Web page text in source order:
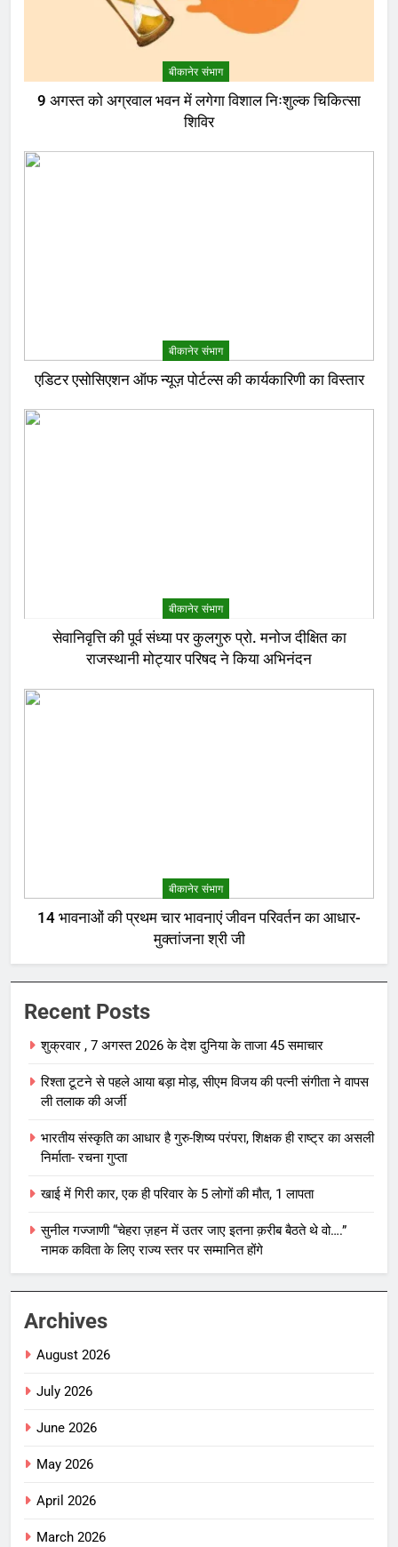
बीकानेर संभाग
9 अगस्त को अग्रवाल भवन में लगेगा विशाल निःशुल्क चिकित्सा
शिविर
बीकानेर संभाग
एडिटर एसोसिएशन ऑफ न्यूज़ पोर्टल्स की कार्यकारिणी का विस्तार
बीकानेर संभाग
सेवानिवृत्ति की पूर्व संध्या पर कुलगुरु प्रो. मनोज दीक्षित का
राजस्थानी मोट्यार परिषद ने किया अभिनंदन
बीकानेर संभाग
14 भावनाओं की प्रथम चार भावनाएं जीवन परिवर्तन का आधार-
मुक्तांजना श्री जी
Recent Posts
शुक्रवार , 7 अगस्त 2026 के देश दुनिया के ताजा 45 समाचार
रिश्ता टूटने से पहले आया बड़ा मोड़, सीएम विजय की पत्नी संगीता ने वापस
ली तलाक की अर्जी
भारतीय संस्कृति का आधार है गुरु-शिष्य परंपरा, शिक्षक ही राष्ट्र का असली
निर्माता- रचना गुप्ता
खाई में गिरी कार, एक ही परिवार के 5 लोगों की मौत, 1 लापता
सुनील गज्जाणी “चेहरा ज़हन में उतर जाए इतना क़रीब बैठते थे वो….”
नामक कविता के लिए राज्य स्तर पर सम्मानित होंगे
Archives
August 2026
July 2026
June 2026
May 2026
April 2026
March 2026